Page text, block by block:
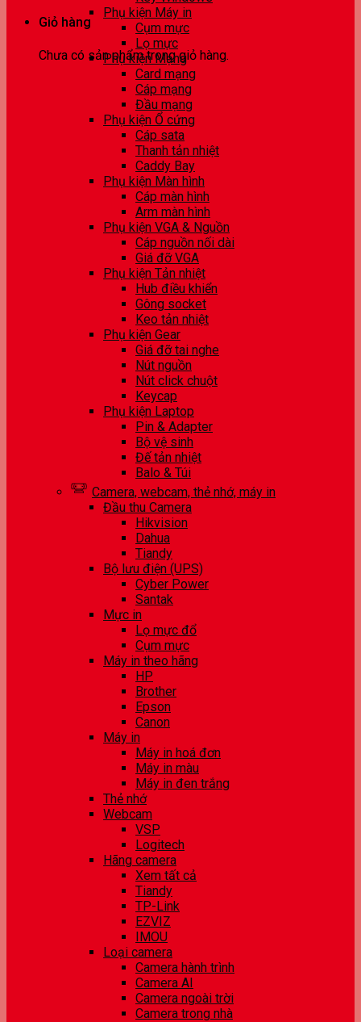
Giỏ hàng
Chưa có sản phẩm trong giỏ hàng.
Phụ kiện Máy in
Cụm mực
Lọ mực
Phụ kiện Mạng
Card mạng
Cáp mạng
Đầu mạng
Phụ kiện Ổ cứng
Cáp sata
Thanh tản nhiệt
Caddy Bay
Phụ kiện Màn hình
Cáp màn hình
Arm màn hình
Phụ kiện VGA & Nguồn
Cáp nguồn nối dài
Giá đỡ VGA
Phụ kiện Tản nhiệt
Hub điều khiển
Gông socket
Keo tản nhiệt
Phụ kiện Gear
Giá đỡ tai nghe
Nút nguồn
Nút click chuột
Keycap
Phụ kiện Laptop
Pin & Adapter
Bộ vệ sinh
Đế tản nhiệt
Balo & Túi
Camera, webcam, thẻ nhớ, máy in
Đầu thu Camera
Hikvision
Dahua
Tiandy
Bộ lưu điện (UPS)
Cyber Power
Santak
Mực in
Lọ mực đổ
Cụm mực
Máy in theo hãng
HP
Brother
Epson
Canon
Máy in
Máy in hoá đơn
Máy in màu
Máy in đen trắng
Thẻ nhớ
Webcam
VSP
Logitech
Hãng camera
Xem tất cả
Tiandy
TP-Link
EZVIZ
IMOU
Loại camera
Camera hành trình
Camera AI
Camera ngoài trời
Camera trong nhà